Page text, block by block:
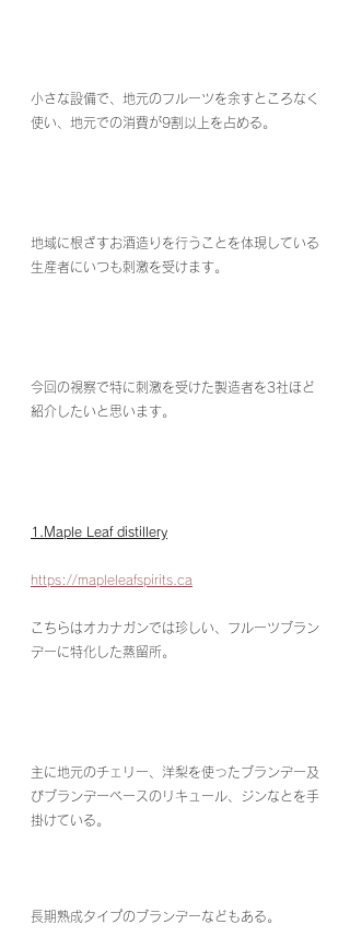
小さな設備で、地元のフルーツを余すところなく
使い、地元での消費が9割以上を占める。
地域に根ざすお酒造りを行うことを体現している
生産者にいつも刺激を受けます。
今回の視察で特に刺激を受けた製造者を3社ほど
紹介したいと思います。
1.Maple Leaf distillery
https://mapleleafspirits.ca
こちらはオカナガンでは珍しい、フルーツブラン
デーに特化した蒸留所。
主に地元のチェリー、洋梨を使ったブランデー及
びブランデーベースのリキュール、ジンなとを手
掛けている。
長期熟成タイプのブランデーなどもある。